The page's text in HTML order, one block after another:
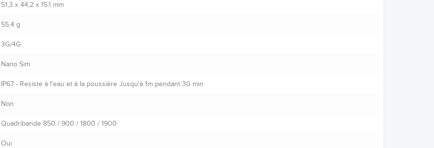
51,3 x 44,2 x 15.1 mm
55,4 g
3G/4G
Nano Sim
IP67 - Resiste à l'eau et à la poussière Jusqu'à 1m pendant 30 min
Non
Quadribande 850 / 900 / 1800 / 1900
Oui